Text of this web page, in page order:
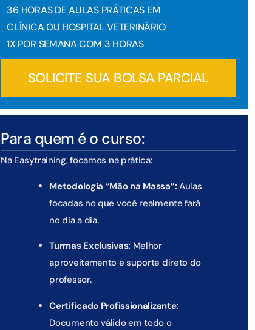
36 HORAS DEAULAS PRÁTICAS EM
CLÍNICA OU HOSPITAL VETERINÁRIO
1X POR SEMANA COM 3 HORAS
SOLICITE SUA BOLSA PARCIAL
Para quem é o curso:
Na Easytraining, focamos na prática:
Metodologia “Mão na Massa”: Aulas
focadas no que você realmente fará
no dia a dia.
Turmas Exclusivas: Melhor
aproveitamento e suporte direto do
professor.
Certificado Profissionalizante:
Documento válido em todo o